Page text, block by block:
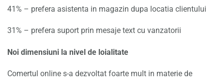
41% – prefera asistenta in magazin dupa locatia clientului
31% – prefera suport prin mesaje text cu vanzatorii
Noi dimensiuni la nivel de loialitate
Comertul online s-a dezvoltat foarte mult in materie de